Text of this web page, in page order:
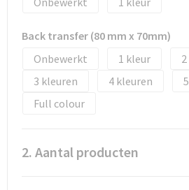
Tassen en Rugzakken
Textiel
Verzorging en Wellness
Vrije tijd en reizen
Ondergoed, Sokken en Nachtkleding
Hemden en blouses
Peuters en Baby's
Sport
Back transfer (80 mm x 70mm)
Onbewerkt
1
2
3
4
5
Full colour
2. Aantal producten